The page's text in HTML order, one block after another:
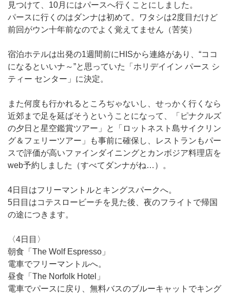
見つけて、10月にはパースへ行くことにしました。
パースに行くのはダンナは初めて。ワタシは2度目だけど
前回がウン十年前なのでよく覚えてません（苦笑）
宿泊ホテルは出発の1週間前にHISから連絡があり、“ココ
になるといいナ～”と思っていた「ホリデイイン パース シ
ティー センター」に決定。
また何度も行かれるところぢゃないし、せっかく行くなら
近郊まで足を延ばそうということになって、「ピナクルズ
の夕日と星空鑑賞ツアー」と「ロットネスト島サイクリン
グ＆フェリーツアー」も事前に確保し、レストランもパー
スで評価が高いファインダイニングとカンボジア料理店を
web予約しました（すべてダンナがね…）。
4日目はフリーマントルとキングスパークへ。
5日目はコテスロービーチを見た後、夜のフライトで帰国
の途につきます。
〈4日目〉
朝食「The Wolf Espresso」
電車でフリーマントルへ。
昼食「The Norfolk Hotel」
電車でパースに戻り、無料バスのブルーキャットでキング